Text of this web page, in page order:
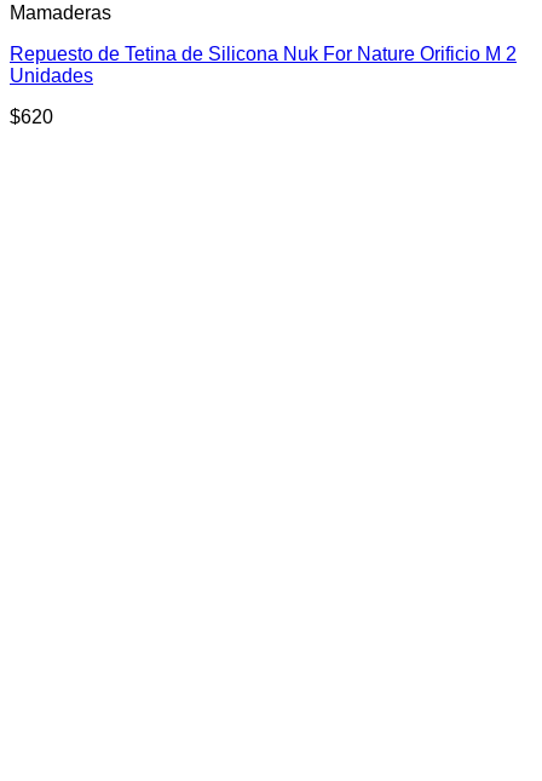
Mamaderas
Repuesto de Tetina de Silicona Nuk For Nature Orificio M 2
Unidades
$620